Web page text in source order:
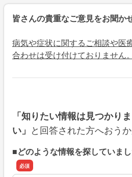
皆さんの貴重なご意見をお聞か
病気や症状に関するご相談や医
合わせは受け付けておりません。
「知りたい情報は見つかり
い」 と回答された方へおうか
■どのような情報を探していま